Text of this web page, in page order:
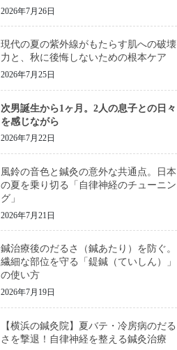
2026年7月26日
現代の夏の紫外線がもたらす肌への破壊
力と、秋に後悔しないための根本ケア
2026年7月25日
次男誕生から1ヶ月。2人の息子との日々
を感じながら
2026年7月22日
風鈴の音色と鍼灸の意外な共通点。日本
の夏を乗り切る「自律神経のチューニン
グ」
2026年7月21日
鍼治療後のだるさ（鍼あたり）を防ぐ。
繊細な部位を守る「鍉鍼（ていしん）」
の使い方
2026年7月19日
【横浜の鍼灸院】夏バテ・冷房病のだる
さを撃退！自律神経を整える鍼灸治療